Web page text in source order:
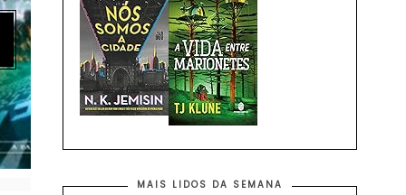
MAIS LIDOS DA SEMANA